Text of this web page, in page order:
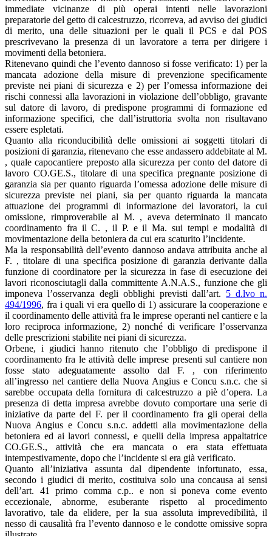
immediate vicinanze di più operai intenti nelle lavorazioni
preparatorie del getto di calcestruzzo, ricorreva, ad avviso dei giudici
di merito, una delle situazioni per le quali il PCS e dal POS
prescrivevano la presenza di un lavoratore a terra per dirigere i
movimenti della betoniera.
Ritenevano quindi che l’evento dannoso si fosse verificato: 1) per la
mancata adozione della misure di prevenzione specificamente
previste nei piani di sicurezza e 2) per l’omessa informazione dei
rischi connessi alla lavorazioni in violazione dell’obbligo, gravante
sul datore di lavoro, di predispone programmi di formazione ed
informazione specifici, che dall’istruttoria svolta non risultavano
essere espletati.
Quanto alla riconducibilità delle omissioni ai soggetti titolari di
posizioni di garanzia, ritenevano che esse andassero addebitate al M.
, quale capocantiere preposto alla sicurezza per conto del datore di
lavoro CO.GE.S., titolare di una specifica pregnante posizione di
garanzia sia per quanto riguarda l’omessa adozione delle misure di
sicurezza previste nei piani, sia per quanto riguarda la mancata
attuazione dei programmi di informazione dei lavoratori, la cui
omissione, rimproverabile al M. , aveva determinato il mancato
coordinamento fra il C. , il P. e il Ma. sui tempi e modalità di
movimentazione della betoniera da cui era scaturito l’incidente.
Ma la responsabilità dell’evento dannoso andava attribuita anche al
F. , titolare di una specifica posizione di garanzia derivante dalla
funzione di coordinatore per la sicurezza in fase di esecuzione dei
lavori riconosciutagli dalla committente A.N.A.S., funzione che gli
imponeva l’osservanza degli obblighi previsti dall’art. 5 d.lvo n.
494/1996, fra i quali vi era quello di 1) assicurare la cooperazione e
il coordinamento delle attività fra le imprese operanti nel cantiere e la
loro reciproca informazione, 2) nonché di verificare l’osservanza
delle prescrizioni stabilite nei piani di sicurezza.
Orbene, i giudici hanno ritenuto che l’obbligo di predispone il
coordinamento fra le attività delle imprese presenti sul cantiere non
fosse stato adeguatamente assolto dal F. , con riferimento
all’ingresso nel cantiere della Nuova Angius e Concu s.n.c. che si
sarebbe occupata della fornitura di calcestruzzo a piè d’opera. La
presenza di detta impresa avrebbe dovuto comportare una serie di
iniziative da parte del F. per il coordinamento fra gli operai della
Nuova Angius e Concu s.n.c. addetti alla movimentazione della
betoniera ed ai lavori connessi, e quelli della impresa appaltatrice
CO.GE.S., attività che era mancata o era stata effettuata
intempestivamente, dopo che l’incidente si era già verificato.
Quanto all’iniziativa assunta dal dipendente infortunato, essa,
secondo i giudici di merito, costituiva solo una concausa ai sensi
dell’art. 41 primo comma c.p.. e non si poneva come evento
eccezionale, abnorme, esuberante rispetto al procedimento
lavorativo, tale da elidere, per la sua assoluta imprevedibilità, il
nesso di causalità fra l’evento dannoso e le condotte omissive sopra